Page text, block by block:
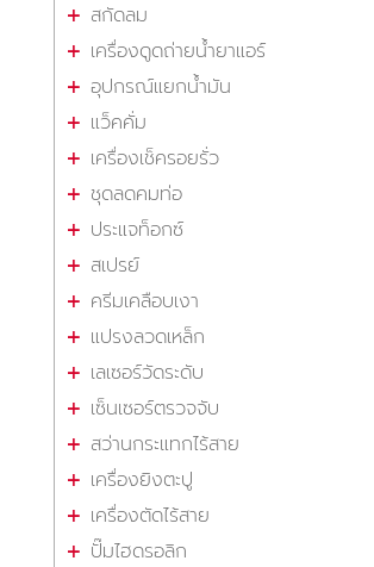
สกัดลม
เครื่องดูดถ่ายน้ำยาแอร์
อุปกรณ์แยกน้ำมัน
แว็คคั่ม
เครื่องเช็ครอยรั่ว
ชุดลดคมท่อ
ประแจท็อกซ์
สเปรย์
ครีมเคลือบเงา
แปรงลวดเหล็ก
เลเซอร์วัดระดับ
เซ็นเซอร์ตรวจจับ
สว่านกระแทกไร้สาย
เครื่องยิงตะปู
เครื่องตัดไร้สาย
ปั๊มไฮดรอลิก